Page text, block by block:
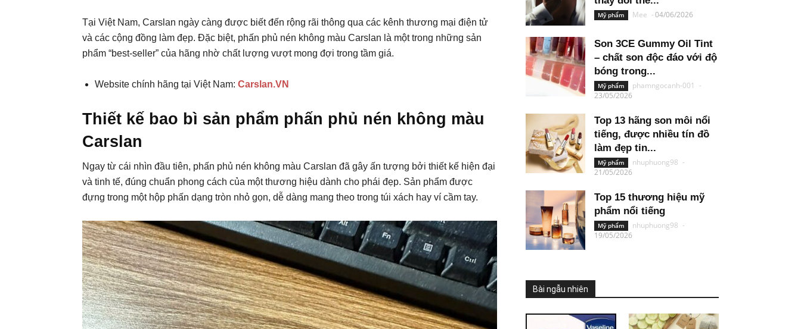
Tại Việt Nam, Carslan ngày càng được biết đến rộng rãi thông qua các kênh thương mại điện tử
và các cộng đồng làm đẹp. Đặc biệt, phấn phủ nén không màu Carslan là một trong những sản
phẩm “best-seller” của hãng nhờ chất lượng vượt mong đợi trong tầm giá.
Website chính hãng tại Việt Nam: Carslan.VN
Thiết kế bao bì sản phẩm phấn phủ nén không màu
Carslan
Ngay từ cái nhìn đầu tiên, phấn phủ nén không màu Carslan đã gây ấn tượng bởi thiết kế hiện đại
và tinh tế, đúng chuẩn phong cách của một thương hiệu dành cho phái đẹp. Sản phẩm được
đựng trong một hộp phấn dạng tròn nhỏ gọn, dễ dàng mang theo trong túi xách hay ví cầm tay.
Mỹ phẩm Mee -04/06/2026
Son 3CE Gummy Oil Tint
– chất son độc đáo với độ
bóng trong...
Mỹ phẩm phamngocanh-001
-
23/05/2026
Top 13 hãng son môi nổi
tiếng, được nhiều tín đồ
làm đẹp tin...
Mỹ phẩm nhuphuong98 -
21/05/2026
Top 15 thương hiệu mỹ
phẩm nổi tiếng
Mỹ phẩm nhuphuong98 -
19/05/2026
Bài ngẫu nhiên